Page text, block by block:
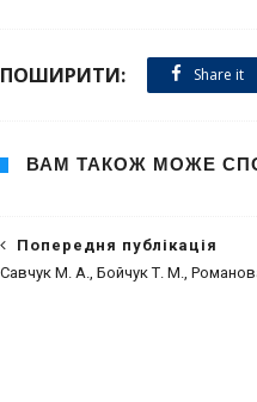
ПОШИРИТИ: Share it
ВАМ ТАКОЖ МОЖЕ
Попередня публікація
Савчук М. А., Бойчук Т. М.,